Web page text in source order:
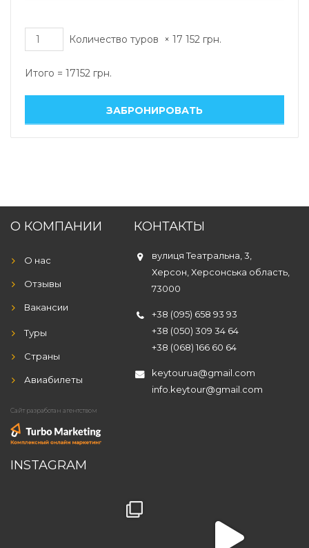
Количество туров × 17 152 грн.
Итого = 17152 грн.
КОНТАКТЫ
вулиця Театральна, 3,
Херсон, Херсонська область,
73000
+38 (095) 658 93 93
+38 (050) 309 34 64
+38 (068) 166 60 64
keytourua@gmail.com
info.keytour@gmail.com
О КОМПАНИИ
О нас
Отзывы
Вакансии
Туры
Страны
Авиабилеты
Сайт разработан агентством
INSTAGRAM